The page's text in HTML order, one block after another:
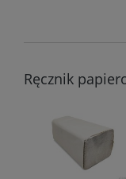
Ręcznik